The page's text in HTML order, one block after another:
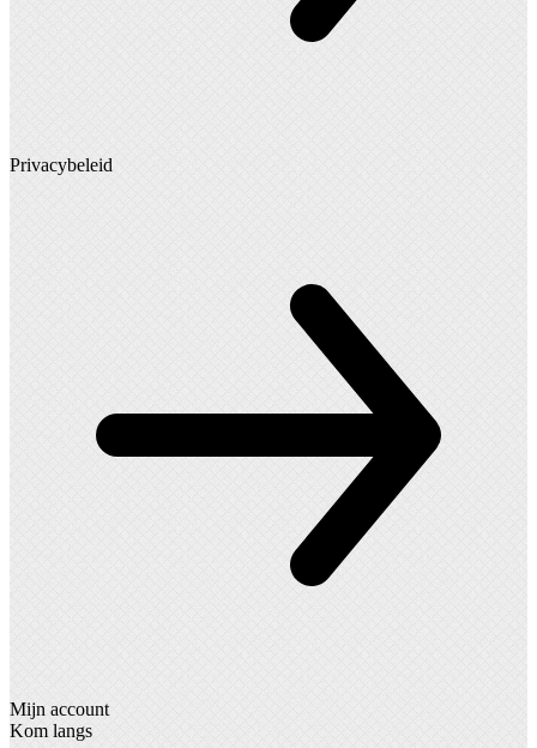
Privacybeleid
Mijn account
Kom langs